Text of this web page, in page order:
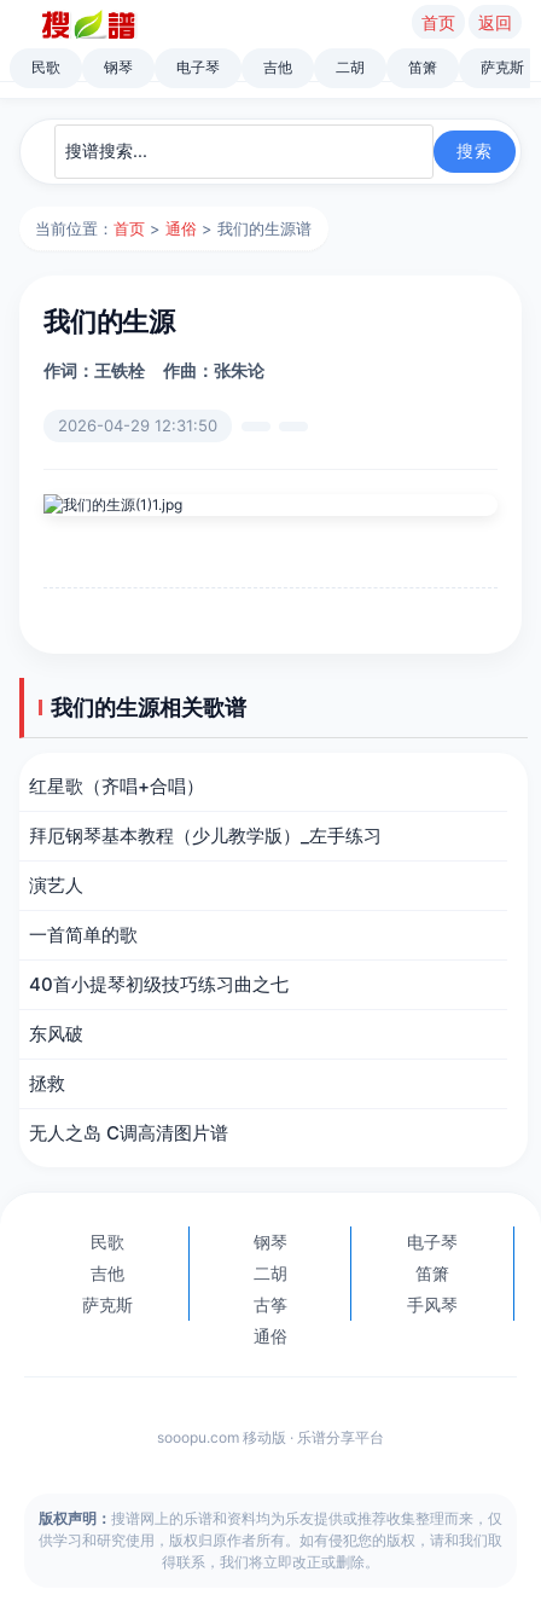
首页 返回
民歌 钢琴 电子琴 吉他 二胡 笛箫 萨克斯
当前位置：首页 >通俗 > 我们的生源谱
我们的生源
作词：王铁栓 作曲：张朱论
2026-04-29 12:31:50
我们的生源相关歌谱
红星歌（齐唱+合唱）
拜厄钢琴基本教程（少儿教学版）_左手练习
演艺人
一首简单的歌
40首小提琴初级技巧练习曲之七
东风破
拯救
无人之岛 C调高清图片谱
民歌 钢琴
电子琴
吉他
二胡
笛箫
萨克斯
古筝
手风琴
通俗
sooopu.com 移动版 · 乐谱分享平台
版权声明： 搜谱网上的乐谱和资料均为乐友提供或推荐收集整理而来，仅
供学习和研究使用，版权归原作者所有。如有侵犯您的版权，请和我们取
得联系，我们将立即改正或删除。